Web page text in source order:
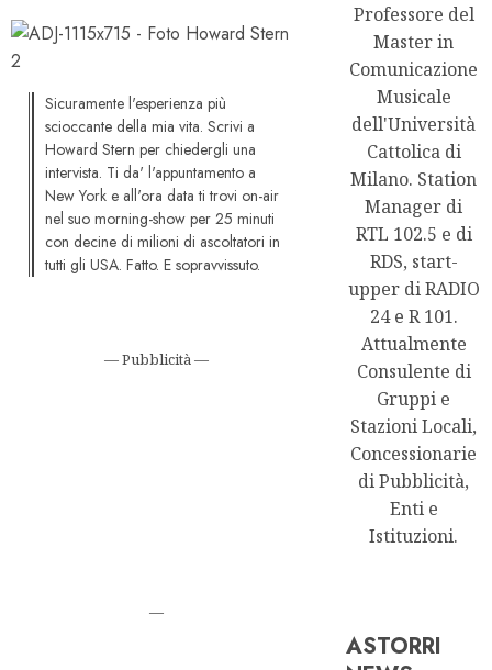
Sicuramente l'esperienza più
scioccante della mia vita. Scrivi a
Howard Stern per chiedergli una
intervista. Ti da' l'appuntamento a
New York e all'ora data ti trovi on-air
nel suo morning-show per 25 minuti
con decine di milioni di ascoltatori in
tutti gli USA. Fatto. E sopravvissuto.
— Pubblicità —
—
Professore del
Master in
Comunicazione
Musicale
dell'Università
Cattolica di
Milano. Station
Manager di
RTL 102.5 e di
RDS, start-
upper di RADIO
24 e R 101.
Attualmente
Consulente di
Gruppi e
Stazioni Locali,
Concessionarie
di Pubblicità,
Enti e
Istituzioni.
ASTORRI